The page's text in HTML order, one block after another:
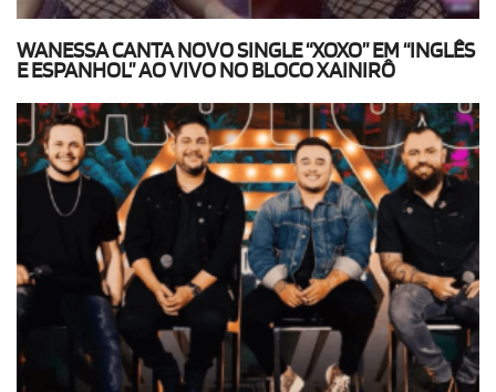
WANESSA CANTA NOVO SINGLE “XOXO” EM “INGLÊS
E ESPANHOL” AO VIVO NO BLOCO XAINIRÔ